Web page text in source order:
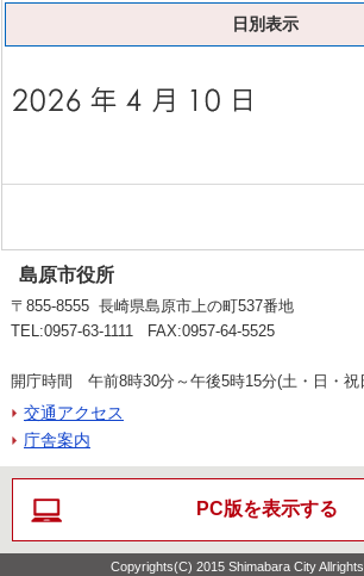
日別表示
島原市役所
〒855-8555 長崎県島原市上の町537番地
TEL:0957-63-1111 FAX:0957-64-5525
開庁時間 午前8時30分～午後5時15分(土・日・祝
交通アクセス
庁舎案内
PC版を表示する
Copyrights(C) 2015 Shimabara City